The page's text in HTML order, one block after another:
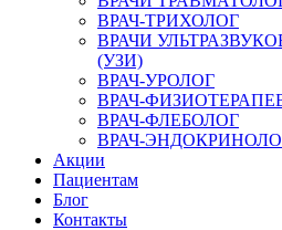
ВРАЧ-ТРИХОЛОГ
ВРАЧИ
(УЗИ)
ВРАЧ-УРОЛОГ
ВРАЧ-
ВРАЧ-ФЛЕБОЛОГ
ВРАЧ-
Акции
Пациентам
Блог
Контакты